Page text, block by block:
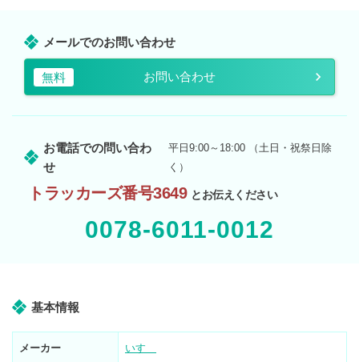
メールでのお問い合わせ
無料 お問い合わせ
お電話での問い合わ
せ
平日9:00～18:00 （土日・祝祭日除
く）
トラッカーズ番号3649 とお伝えください
0078-6011-0012
基本情報
メーカー いすゞ